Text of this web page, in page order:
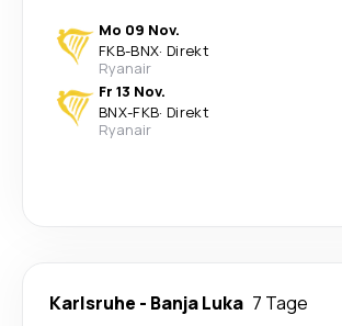
Mo 09 Nov.
FKB-BNX· Direkt
Ryanair
Fr 13 Nov.
BNX-FKB· Direkt
Ryanair
Karlsruhe - Banja Luka 7 Tage